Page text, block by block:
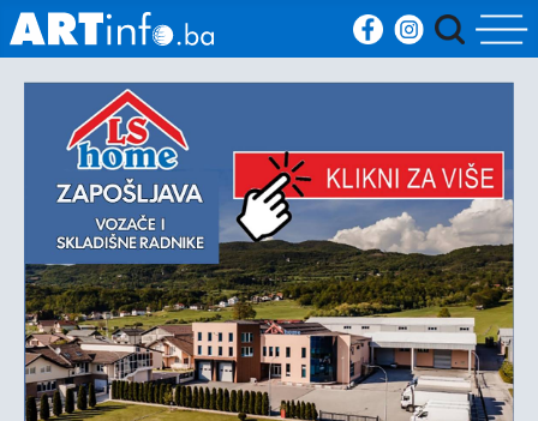
Početna
Vijesti
Sport
Kultura
Crna
kronika